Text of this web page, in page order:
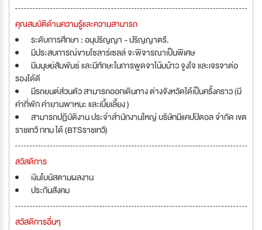
คุณสมบัติด้านความรู้และความสามารถ
ระดับการศึกษา : อนุปริญญา - ปริญญาตรี.
มีประสบการณ์ขายโซลาร์เซลล์ จะพิจารณาเป็นพิเศษ
มีมนุษย์สัมพันธ์ และมีทักษะในการพูดจาโน้มน้าว จูงใจ และเจรจาต่อ
รองได้ดี
มีรถยนต์ส่วนตัว สามารถออกเดินทาง ต่างจังหวัดได้เป็นครั้งคราว (มี
ค่าที่พัก ค่ายานพาหนะ และเบี้ยเลี้ยง )
สามารถปฏิบัติงาน ประจำสำนักงานใหญ่ บริษัทมีแคปปิตอล จำกัด เขต
ราชเทวี กทม ได้ (BTSราชเทวี)
สวัสดิการ
เงินโบนัสตามผลงาน
ประกันสังคม
สวัสดิการอื่นๆ